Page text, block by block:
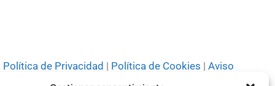
Política de Privacidad | Política de Cookies | Aviso
Legal
Codi ètic| Tarifes de Publicitat